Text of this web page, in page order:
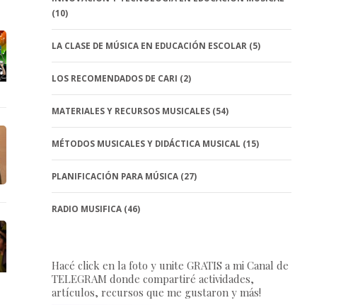
(10)
LA CLASE DE MÚSICA EN EDUCACIÓN ESCOLAR(5)
LOS RECOMENDADOS DE CARI (2)
MATERIALES Y RECURSOS MUSICALES(54)
MÉTODOS MUSICALES Y DIDÁCTICA MUSICAL (15)
PLANIFICACIÓN PARA MÚSICA(27)
RADIO MUSIFICA(46)
Hacé click en la foto y unite GRATIS a mi Canal de
TELEGRAM donde compartiré actividades,
artículos, recursos que me gustaron y más!